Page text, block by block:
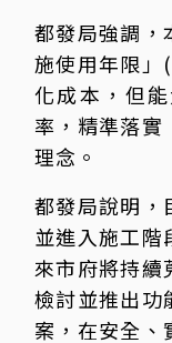
都發局強調，
施使用年限」
化成本，但
率，精準落實
理念。
都發局說明，
並進入施工階
來市府將持續
檢討並推出功
案，在安全、